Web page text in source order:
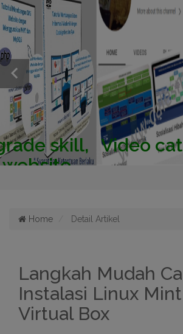
Video catatan kami
Home Detail Artikel
Langkah Mudah
Instalasi Linux
Virtual Box